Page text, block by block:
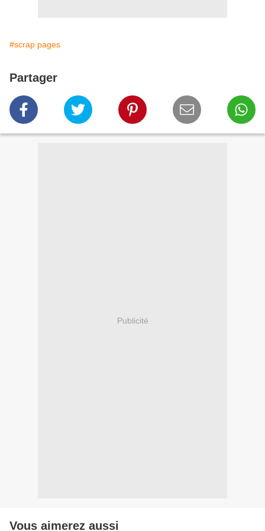
#scrap pages
Partager
Publicité
Vous aimerez aussi